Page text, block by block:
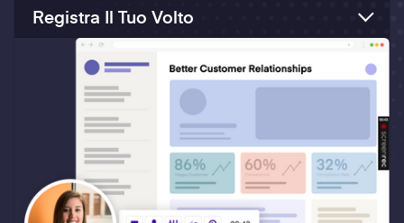
Registra Il Tuo Volto